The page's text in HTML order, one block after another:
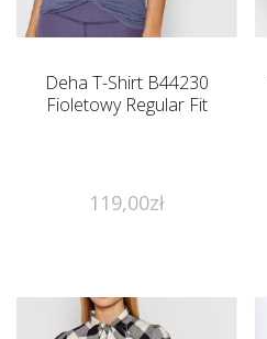
Deha T-Shirt B44230
Fioletowy Regular Fit
119,00zł